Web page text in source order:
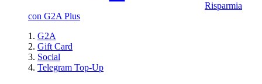
Risparmia
con G2A Plus
G2A
Gift Card
Social
Telegram Top-Up